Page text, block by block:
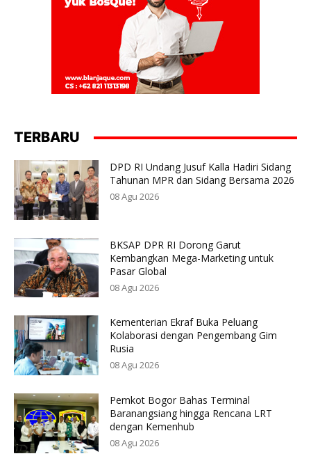
TERBARU
DPD RI Undang Jusuf Kalla Hadiri Sidang
Tahunan MPR dan Sidang Bersama 2026
08 Agu 2026
BKSAP DPR RI Dorong Garut
Kembangkan Mega-Marketing untuk
Pasar Global
08 Agu 2026
Kementerian Ekraf Buka Peluang
Kolaborasi dengan Pengembang Gim
Rusia
08 Agu 2026
Pemkot Bogor Bahas Terminal
Baranangsiang hingga Rencana LRT
dengan Kemenhub
08 Agu 2026